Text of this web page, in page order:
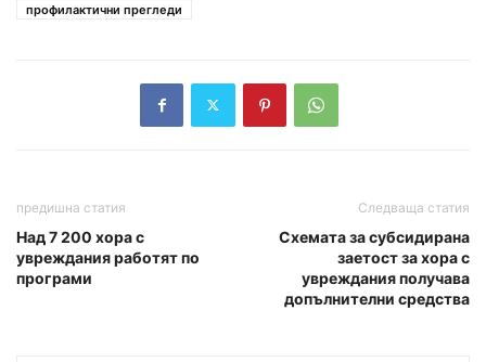
профилактични прегледи
предишна статия
Над 7 200 хора с
увреждания работят по
програми
Следваща статия
Схемата за субсидирана
заетост за хора с
увреждания получава
допълнителни средства